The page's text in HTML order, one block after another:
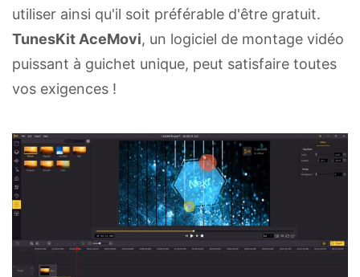
utiliser ainsi qu'il soit préférable d'être gratuit.
TunesKit AceMovi, un logiciel de montage vidéo
puissant à guichet unique, peut satisfaire toutes
vos exigences !